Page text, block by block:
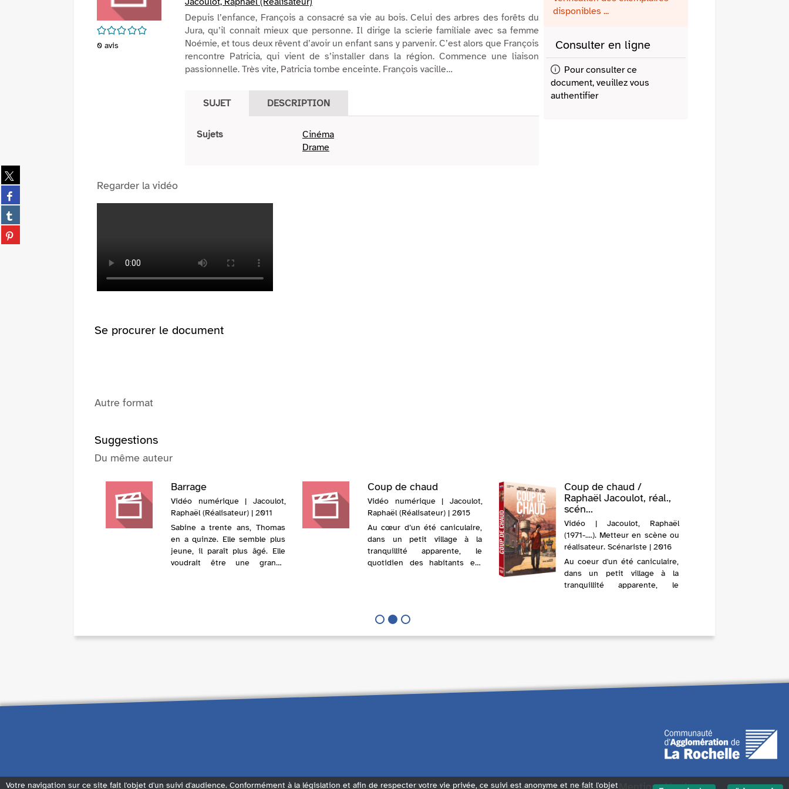
Partager
sur
twitter
(Nouvelle
fenêtre)
Partager
sur
facebook
(Nouvelle
fenêtre)
Partager
sur
tumblr
Partager
sur
/5
0 avis
Depuis l’enfance, François a consacré sa vie au bois. Celui des arbres des forêts du
Jura, qu’il connait mieux que personne. Il dirige la scierie familiale avec sa femme
Noémie, et tous deux rêvent d’avoir un enfant sans y parvenir. C’est alors que François
rencontre Patricia, qui vient de s’installer dans la région. Commence une liaison
passionnelle. Très vite, Patricia tombe enceinte. François vacille…
SUJET DESCRIPTION
Sujets
Cinéma
Drame
Regarder la vidéo
disponibles ...
Consulter en ligne
Pour consulter ce
document, veuillez vous
authentifier
Se procurer le document
Autre format
Suggestions
Du même auteur
Coup de chaud
Vidéo numérique | Jacoulot,
Raphaël (Réalisateur) | 2015
Au cœur d’un été caniculaire,
dans un petit village à la
tranquillité apparente, le
quotidien des habitants est
Coup de chaud /
Raphaël Jacoulot, réal.,
scén...
Vidéo | Jacoulot, Raphaël
(1971-....). Metteur en scène ou
réalisateur. Scénariste | 2016
Au coeur d'un été caniculaire,
dans un petit village à la
tranquillité apparente, le
Barrage
Vidéo numérique | Jacoulot,
Raphaël (Réalisateur) | 2011
Sabine a trente ans, Thomas
en a quinze. Elle semble plus
jeune, il paraît plus âgé. Elle
voudrait être une grande
Votre navigation sur ce site fait l'objet d'un suivi d'audience. Conformément à la législation et afin de respecter votre vie privée, ce suivi est anonyme et ne fait l'objet